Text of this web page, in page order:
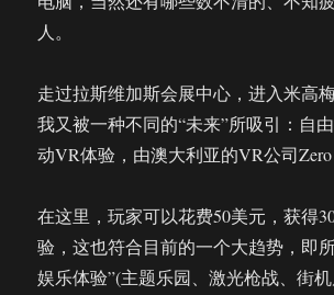
互
人。
走过拉斯维加斯会展中心，进入米高
我又被一种不同的“未来”所吸引：自
动VR体验，由澳大利亚的VR公司Zero
在这里，玩家可以花费50美元，获得
验，这也符合目前的一个大趋势，即
娱乐体验”(主题乐园、激光枪战、街